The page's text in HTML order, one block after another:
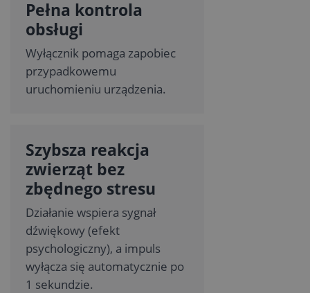
Pełna kontrola
obsługi
Wyłącznik pomaga zapobiec
przypadkowemu
uruchomieniu urządzenia.
Szybsza reakcja
zwierząt bez
zbędnego stresu
Działanie wspiera sygnał
dźwiękowy (efekt
psychologiczny), a impuls
wyłącza się automatycznie po
1 sekundzie.